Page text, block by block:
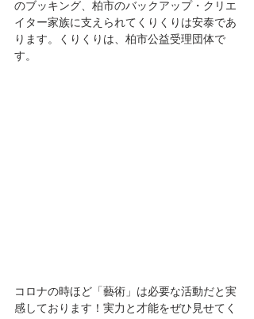
のブッキング、柏市のバックアップ・クリエ
イター家族に支えられてくりくりは安泰であ
ります。くりくりは、柏市公益受理団体で
す。
コロナの時ほど「藝術」は必要な活動だと実
感しております！実力と才能をぜひ見せてく